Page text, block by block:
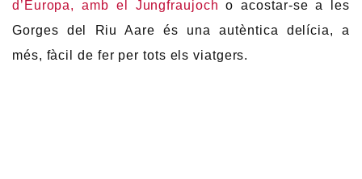
d’Europa, amb el Jungfraujoch o acostar-se a les
Gorges del Riu Aare és una autèntica delícia, a
més, fàcil de fer per tots els viatgers.